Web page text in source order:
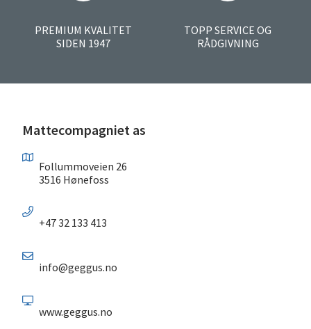
PREMIUM KVALITET
SIDEN 1947
TOPP SERVICE OG
RÅDGIVNING
Mattecompagniet as
Follummoveien 26
3516 Hønefoss
+47 32 133 413
info@geggus.no
www.geggus.no